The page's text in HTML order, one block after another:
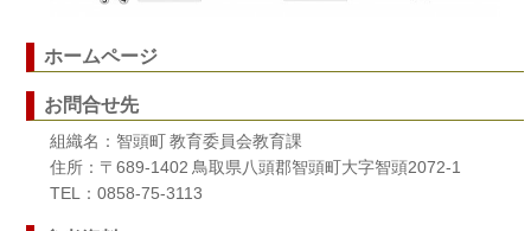
ホームページ
お問合せ先
組織名：智頭町 教育委員会教育課
住所：〒689-1402 鳥取県八頭郡智頭町大字智頭2072-1
TEL：0858-75-3113